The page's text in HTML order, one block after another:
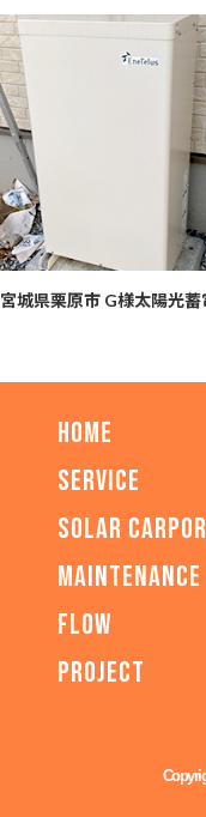
宮城県栗原市 G様太陽光蓄
HOME
SERVICE
SOLAR
MAINTENANCE
FLOW
PROJECT